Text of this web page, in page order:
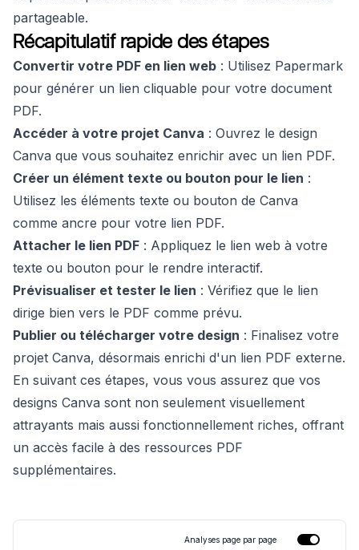
partageable.
Récapitulatif rapide des étapes
Convertir votre PDF en lien web : Utilisez Papermark
pour générer un lien cliquable pour votre document
PDF.
Accéder à votre projet Canva : Ouvrez le design
Canva que vous souhaitez enrichir avec un lien PDF.
Créer un élément texte ou bouton pour le lien :
Utilisez les éléments texte ou bouton de Canva
comme ancre pour votre lien PDF.
Attacher le lien PDF : Appliquez le lien web à votre
texte ou bouton pour le rendre interactif.
Prévisualiser et tester le lien : Vérifiez que le lien
dirige bien vers le PDF comme prévu.
Publier ou télécharger votre design : Finalisez votre
projet Canva, désormais enrichi d'un lien PDF externe.
En suivant ces étapes, vous vous assurez que vos
designs Canva sont non seulement visuellement
attrayants mais aussi fonctionnellement riches, offrant
un accès facile à des ressources PDF
supplémentaires.
Analyses page par page